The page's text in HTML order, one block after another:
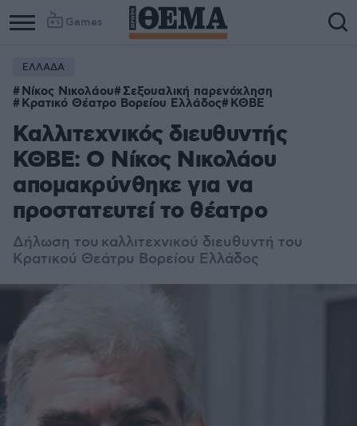
Games
ΕΛΛΑΔΑ
Νίκος Νικολάου Σεξουαλική παρενόχληση
Κρατικό Θέατρο Βορείου Ελλάδος ΚΘΒΕ
Καλλιτεχνικός διευθυντής
ΚΘΒΕ: Ο Νίκος Νικολάου
απομακρύνθηκε για να
προστατευτεί το θέατρο
Δήλωση του καλλιτεχνικού διευθυντή του
Κρατικού Θεάτρυ Βορείου Ελλάδος